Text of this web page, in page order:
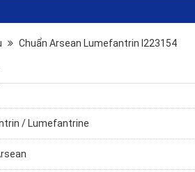
Chuẩn Arsean Lumefantrin I223154
/ Lumefantrine